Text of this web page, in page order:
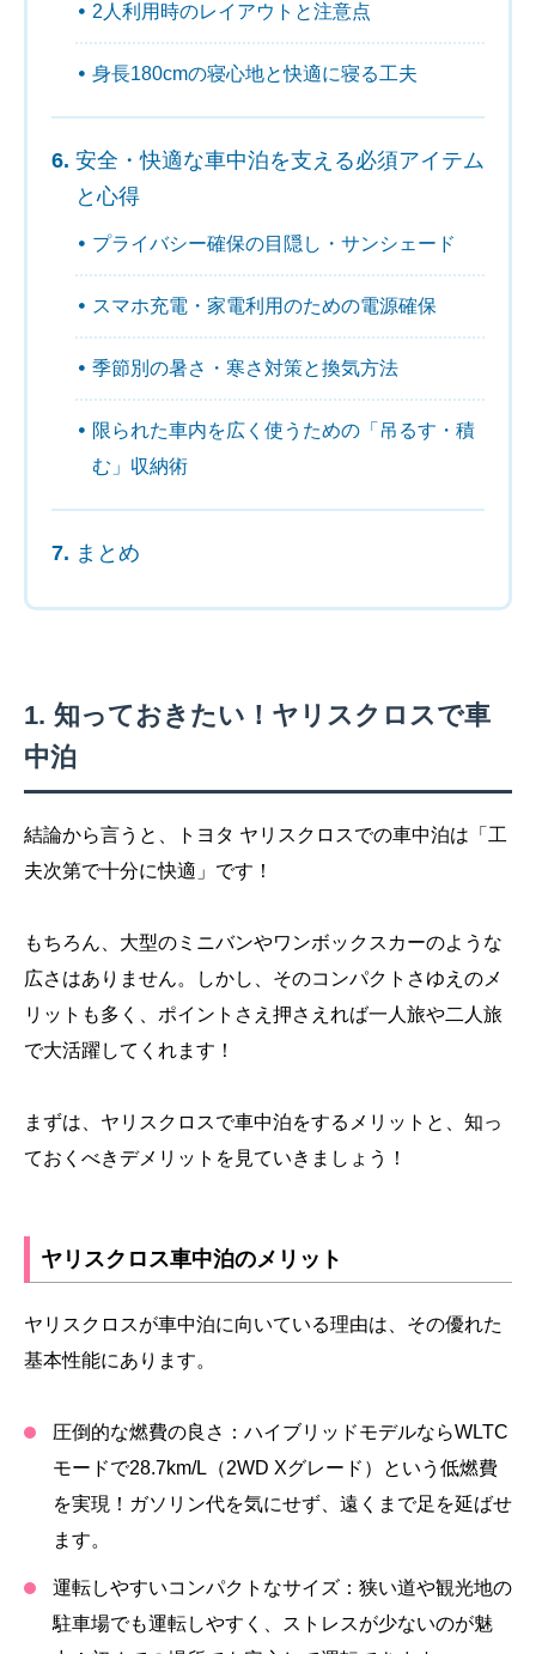
2人利用時のレイアウトと注意点
身長180cmの寝心地と快適に寝る工夫
安全・快適な車中泊を支える必須アイテム
と心得
プライバシー確保の目隠し・サンシェード
スマホ充電・家電利用のための電源確保
季節別の暑さ・寒さ対策と換気方法
限られた車内を広く使うための「吊るす・積
む」収納術
まとめ
知っておきたい！ヤリスクロスで車
中泊
結論から言うと、トヨタ ヤリスクロスでの車中泊は「工
夫次第で十分に快適」です！
もちろん、大型のミニバンやワンボックスカーのような
広さはありません。しかし、そのコンパクトさゆえのメ
リットも多く、ポイントさえ押さえれば一人旅や二人旅
で大活躍してくれます！
まずは、ヤリスクロスで車中泊をするメリットと、知っ
ておくべきデメリットを見ていきましょう！
ヤリスクロス車中泊のメリット
ヤリスクロスが車中泊に向いている理由は、その優れた
基本性能にあります。
圧倒的な燃費の良さ： ハイブリッドモデルならWLTC
モードで28.7km/L（2WD Xグレード）という低燃費
を実現！ガソリン代を気にせず、遠くまで足を延ばせ
ます。
運転しやすいコンパクトなサイズ： 狭い道や観光地の
駐車場でも運転しやすく、ストレスが少ないのが魅